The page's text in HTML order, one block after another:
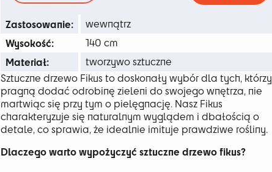
Zastosowanie: wewnątrz
Wysokość: 140 cm
Materiał:
tworzywo sztuczne
Sztuczne drzewo Fikus to doskonały wybór dla tych, którzy
pragną dodać odrobinę zieleni do swojego wnętrza, nie
martwiąc się przy tym o pielęgnację. Nasz Fikus
charakteryzuje się naturalnym wyglądem i dbałością o
detale, co sprawia, że idealnie imituje prawdziwe rośliny.
Dlaczego warto wypożyczyć sztuczne drzewo fikus?